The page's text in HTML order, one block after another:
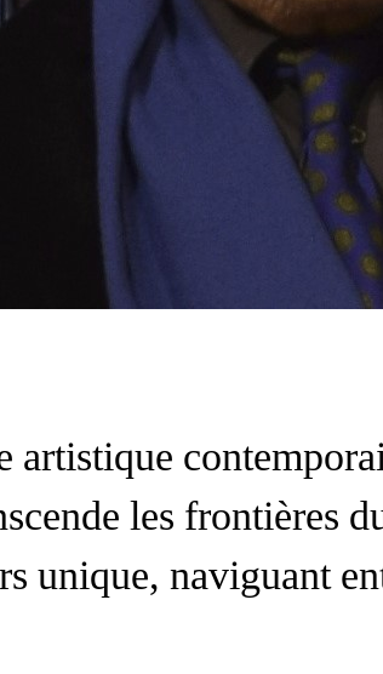
artistique
les frontières
unique, naviguant